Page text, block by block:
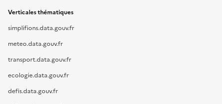
Verticales thématiques
simplifions.data.gouv.fr
meteo.data.gouv.fr
transport.data.gouv.fr
ecologie.data.gouv.fr
defis.data.gouv.fr